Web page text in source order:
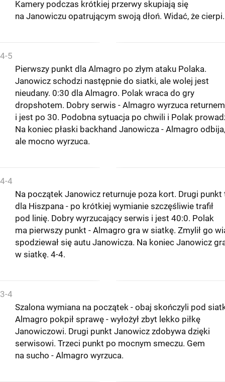
Kamery podczas krótkiej przerwy skupiają się
na Janowiczu opatrującym swoją dłoń. Widać, że cierpi.
4-5
Pierwszy punkt dla Almagro po złym ataku Polaka.
Janowicz schodzi następnie do siatki, ale wolej jest
nieudany. 0:30 dla Almagro. Polak wraca do gry
dropshotem. Dobry serwis - Almagro wyrzuca returnem
i jest po 30. Podobna sytuacja po chwili i Polak
Na koniec płaski backhand Janowicza - Almagro odbija,
ale mocno wyrzuca.
4-4
Na początek Janowicz returnuje poza kort. Drugi punkt
dla Hiszpana - po krótkiej wymianie szczęśliwie trafił
pod linię. Dobry wyrzucający serwis i jest 40:0. Polak
ma pierwszy punkt - Almagro gra w siatkę. Zmylił go
spodziewał się autu Janowicza. Na koniec Janowicz
w siatkę. 4-4.
3-4
Szalona wymiana na początek - obaj skończyli pod
Almagro pokpił sprawę - wyłożył zbyt lekko piłkę
Janowiczowi. Drugi punkt Janowicz zdobywa dzięki
serwisowi. Trzeci punkt po mocnym smeczu. Gem
na sucho - Almagro wyrzuca.